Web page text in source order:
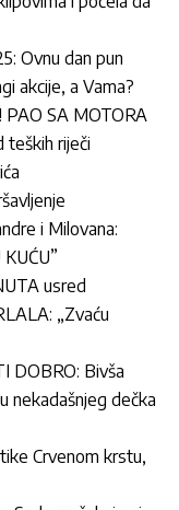
Ovnu dan pun
akcije, a Vama?
PAO SA MOTORA
teških riječi
i Milovana:
usred
„Zvaću
DOBRO: Bivša
nekadašnjeg dečka
Crvenom krstu,